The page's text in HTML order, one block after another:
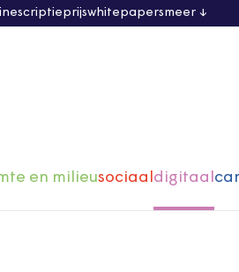
scriptieprijswhitepapersmeer
en milieusociaaldigitaal